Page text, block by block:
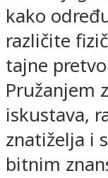
kako
različite
tajne
Pružanjem
iskustava,
znatiželja i
bitnim